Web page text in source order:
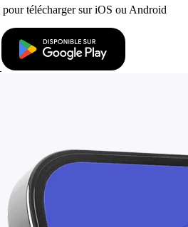
pour télécharger sur iOS ou Android